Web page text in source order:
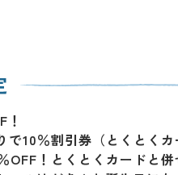
で10％割引券（とくとく
OFF！とくとくカードと併